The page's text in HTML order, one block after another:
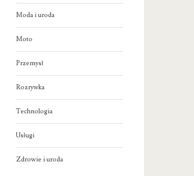
Moda i uroda
Moto
Przemysł
Rozrywka
Technologia
Usługi
Zdrowie i uroda